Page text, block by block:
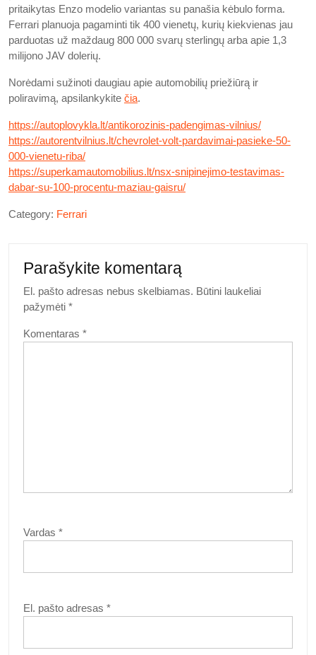
pritaikytas Enzo modelio variantas su panašia kėbulo forma.
Ferrari planuoja pagaminti tik 400 vienetų, kurių kiekvienas jau
parduotas už maždaug 800 000 svarų sterlingų arba apie 1,3
milijono JAV dolerių.
Norėdami sužinoti daugiau apie automobilių priežiūrą ir
poliravimą, apsilankykite čia.
https://autoplovykla.lt/antikorozinis-padengimas-vilnius/
https://autorentvilnius.lt/chevrolet-volt-pardavimai-pasieke-50-
000-vienetu-riba/
https://superkamautomobilius.lt/nsx-snipinejimo-testavimas-
dabar-su-100-procentu-maziau-gaisru/
Category: Ferrari
Parašykite komentarą
El. pašto adresas nebus skelbiamas. Būtini laukeliai
pažymėti *
Komentaras *
Vardas *
El. pašto adresas *